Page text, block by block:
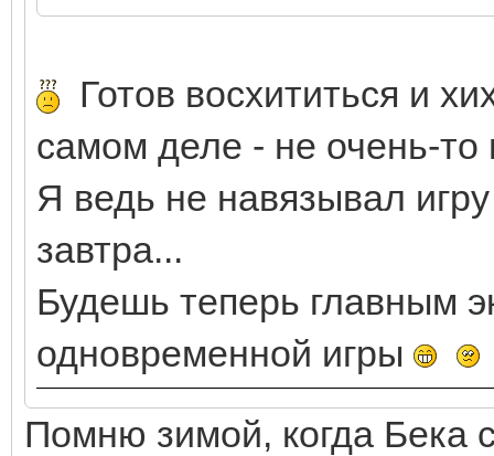
Готов восхититься и
самом деле - не очень-
Я ведь не навязывал
завтра...
Будешь теперь главным
одновременной игры
Помню зимой, когда Бека